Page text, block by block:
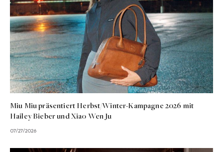
Miu Miu präsentiert Herbst/Winter-Kampagne 2026 mit
Hailey Bieber und Xiao Wen Ju
07/27/2026